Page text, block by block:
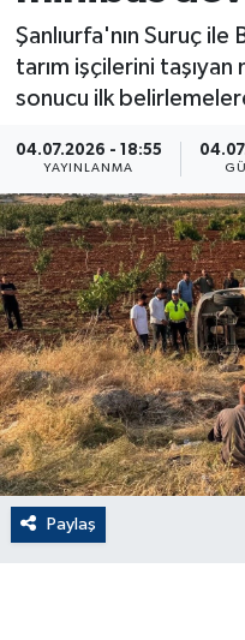
Şanlıurfa'nın Suruç ile
tarım işçilerini
sonucu ilk
04.07.2026 - 18:55
YAYINLANMA
Paylaş
Canlı Maç
ÇEVRE
Dış Haberler
Dünya
EĞİTİM
EKONOMİ
English News
Son Dakika